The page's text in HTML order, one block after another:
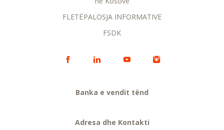
FLETËPALOSJA INFORMATIVE
FSDK
Banka e vendit tënd
Adresa dhe Kontakti